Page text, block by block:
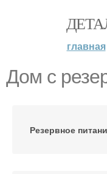
главная
Дом с
Резервное